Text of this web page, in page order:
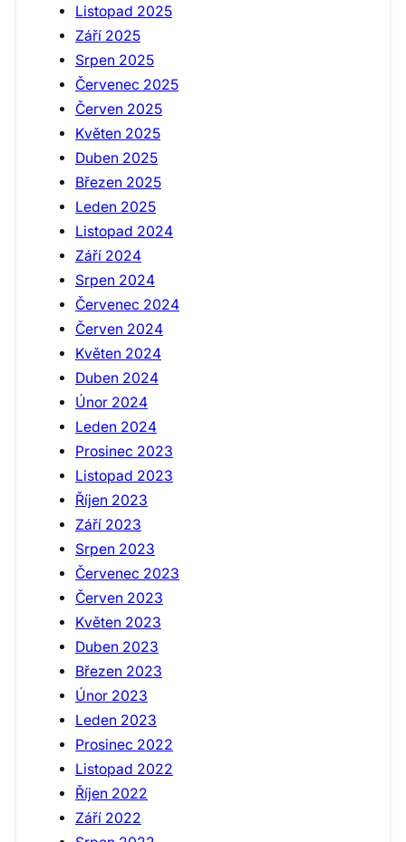
Listopad 2025
Září 2025
Srpen 2025
Červenec 2025
Červen 2025
Květen 2025
Duben 2025
Březen 2025
Leden 2025
Listopad 2024
Září 2024
Srpen 2024
Červenec 2024
Červen 2024
Květen 2024
Duben 2024
Únor 2024
Leden 2024
Prosinec 2023
Listopad 2023
Říjen 2023
Září 2023
Srpen 2023
Červenec 2023
Červen 2023
Květen 2023
Duben 2023
Březen 2023
Únor 2023
Leden 2023
Prosinec 2022
Listopad 2022
Říjen 2022
Září 2022